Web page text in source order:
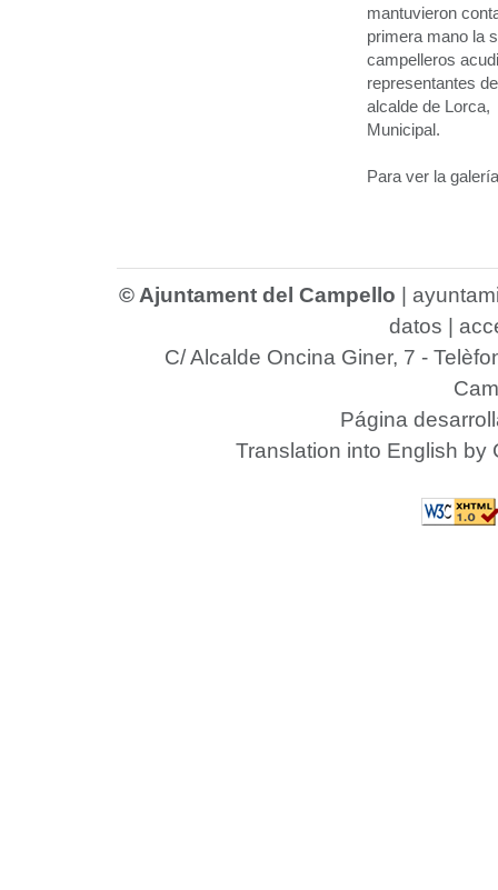
mantuvieron
primera mano la
campelleros
representantes
alcalde de
Municipal.
Para ver la
© Ajuntament del Campello
datos
C/ Alcalde Oncina Giner, 7 -
Página
Translation into English by